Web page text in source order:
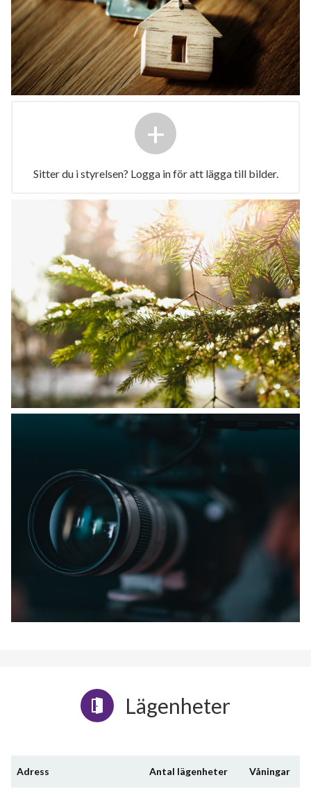
+
Sitter du i styrelsen? Logga in för att lägga till bilder.
Lägenheter
Adress Antal lägenheter Våningar